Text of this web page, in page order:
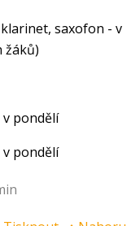
saxofon - v
žáků)
v pondělí
v pondělí